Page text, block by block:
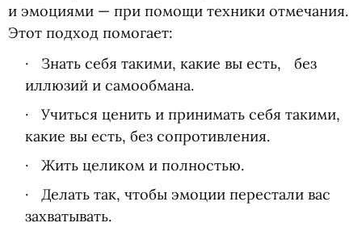
и эмоциями — при помощи техники отмечания.
Этот подход помогает:
Знать себя такими, какие вы есть, без
иллюзий и самообмана.
Учиться ценить и принимать себя такими,
какие вы есть, без сопротивления.
Жить целиком и полностью.
Делать так, чтобы эмоции перестали вас
захватывать.